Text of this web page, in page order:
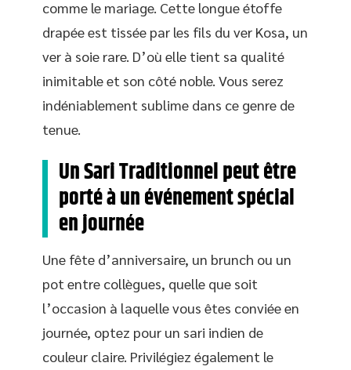
comme le mariage. Cette longue étoffe
drapée est tissée par les fils du ver Kosa, un
ver à soie rare. D’où elle tient sa qualité
inimitable et son côté noble. Vous serez
indéniablement sublime dans ce genre de
tenue.
Un Sari Traditionnel peut être
porté à un événement spécial
en journée
Une fête d’anniversaire, un brunch ou un
pot entre collègues, quelle que soit
l’occasion à laquelle vous êtes conviée en
journée, optez pour un sari indien de
couleur claire. Privilégiez également le